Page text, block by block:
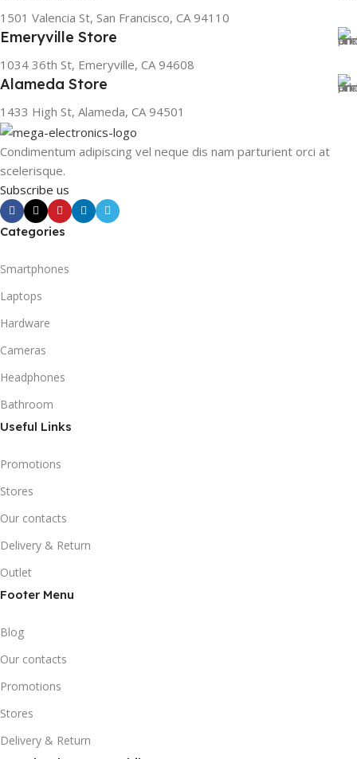
1501 Valencia St, San Francisco, CA 94110
Emeryville Store
1034 36th St, Emeryville, CA 94608
Alameda Store
1433 High St, Alameda, CA 94501
Condimentum adipiscing vel neque dis nam parturient orci at
scelerisque.
Subscribe us
Categories
Smartphones
Laptops
Hardware
Cameras
Headphones
Bathroom
Useful Links
Promotions
Stores
Our contacts
Delivery & Return
Outlet
Footer Menu
Blog
Our contacts
Promotions
Stores
Delivery & Return